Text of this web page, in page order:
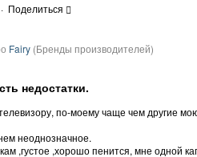
· Поделиться
Fairy (Бренды производителей)
недостатки.
по-моему чаще чем другие
неоднозначное.
,густое ,хорошо пенится, мне одной